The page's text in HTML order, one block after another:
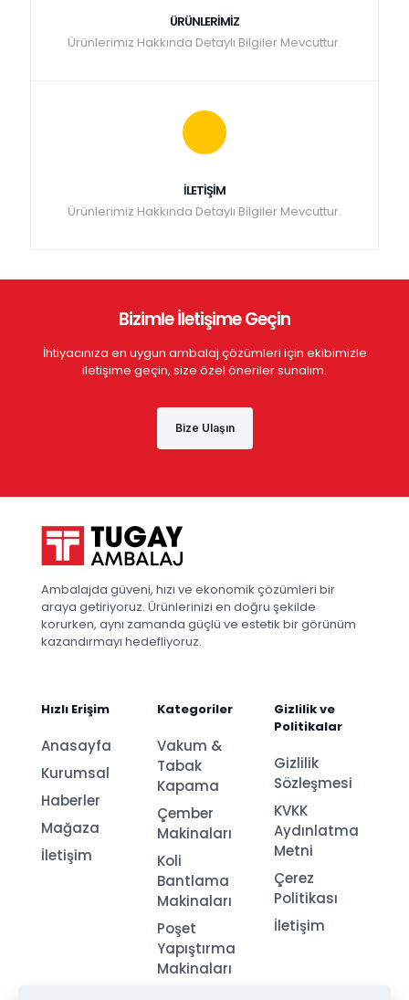
ÜRÜNLERİMİZ
Ürünlerimiz Hakkında Detaylı Bilgiler Mevcuttur.
İLETİŞİM
Ürünlerimiz Hakkında Detaylı Bilgiler Mevcuttur.
Bizimle İletişime Geçin
İhtiyacınıza en uygun ambalaj çözümleri için ekibimizle
iletişime geçin, size özel öneriler sunalım.
Bize Ulaşın
Ambalajda güveni, hızı ve ekonomik çözümleri bir
araya getiriyoruz. Ürünlerinizi en doğru şekilde
korurken, aynı zamanda güçlü ve estetik bir görünüm
kazandırmayı hedefliyoruz.
Hızlı Erişim
Anasayfa
Kurumsal
Haberler
Mağaza
İletişim
Kategoriler
Vakum &
Tabak
Kapama
Çember
Makinaları
Koli
Bantlama
Makinaları
Poşet
Yapıştırma
Makinaları
Gizlilik ve
Politikalar
Gizlilik
Sözleşmesi
KVKK
Aydınlatma
Metni
Çerez
Politikası
İletişim